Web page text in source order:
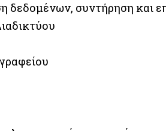
δεδομένων, συντήρηση και